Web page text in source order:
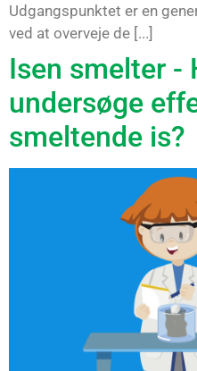
Udgangspunktet er en
ved at overveje de [...]
Isen smelter -
undersøge
smeltende is?